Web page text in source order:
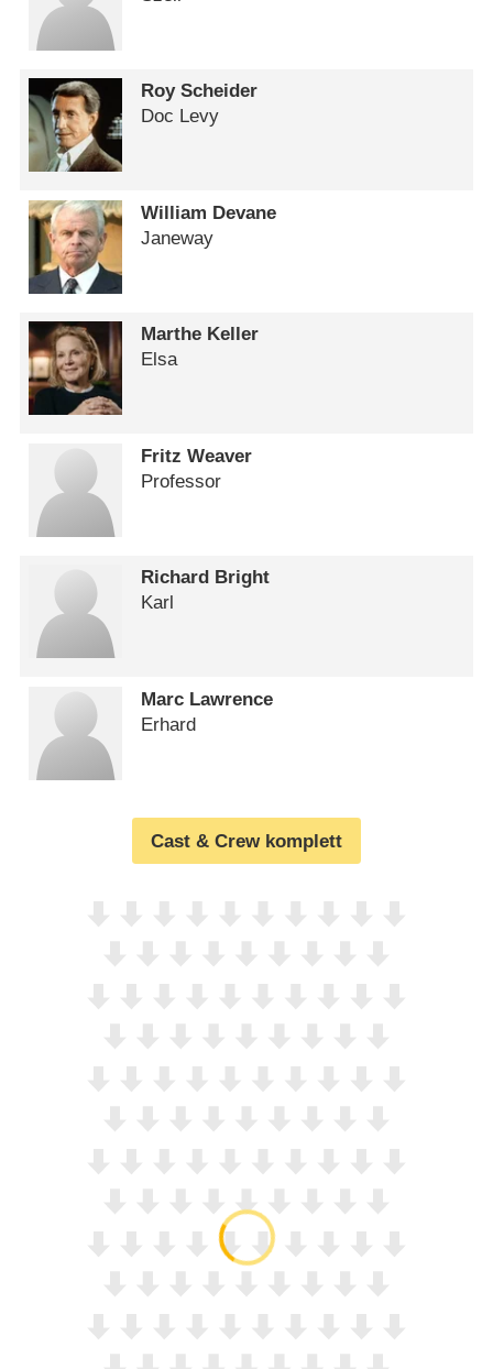
Roy Scheider
Doc Levy
William Devane
Janeway
Marthe Keller
Elsa
Fritz Weaver
Professor
Richard Bright
Karl
Marc Lawrence
Erhard
Cast & Crew komplett